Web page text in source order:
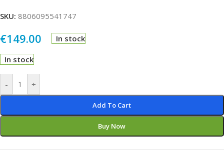
SKU: 8806095541747
€149.00 In stock
In stock
- +
Add To Cart
Buy Now
Alternative: